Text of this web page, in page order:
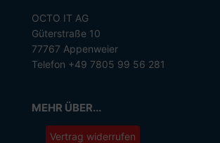
OCTO IT AG
Güterstraße 10
77767 Appenweier
Telefon +49 7805 99 56 281
MEHR ÜBER...
Vertrag widerrufen